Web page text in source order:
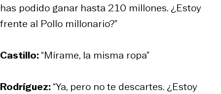
has podido ganar hasta 210 millones. ¿Estoy
frente al Pollo millonario?”
Castillo:“Mírame, la misma ropa”
Rodríguez:“Ya, pero no te descartes. ¿Estoy